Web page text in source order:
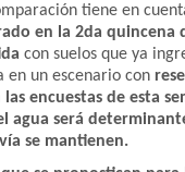
tiene en
en la 2da quincena
con suelos que ya
en un escenario con
las encuestas de esta
agua será
se mantienen.